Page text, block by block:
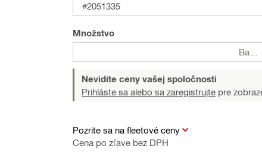
#2051335
Množstvo
Nevidíte ceny vašej spoločnosti
Prihláste sa alebo sa zaregistrujte pre
Pozrite sa na fleetové ceny
Cena po zľave bez DPH